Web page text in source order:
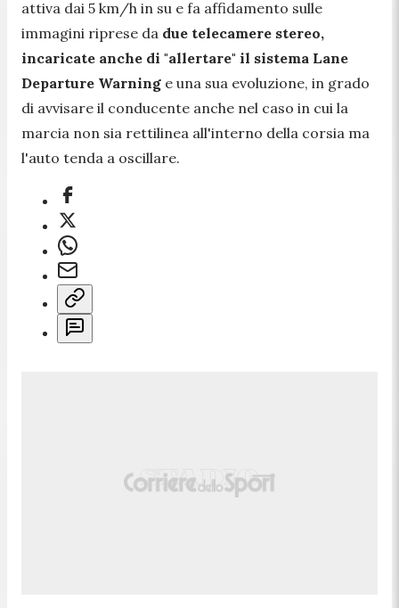
attiva dai 5 km/h in su e fa affidamento sulle
immagini riprese da due telecamere stereo,
incaricate anche di "allertare" il sistema Lane
Departure Warning e una sua evoluzione, in grado
di avvisare il conducente anche nel caso in cui la
marcia non sia rettilinea all'interno della corsia ma
l'auto tenda a oscillare.